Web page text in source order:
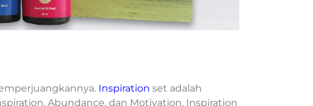
Inspiration set adalah
Abundance, dan Motivation, Inspiration